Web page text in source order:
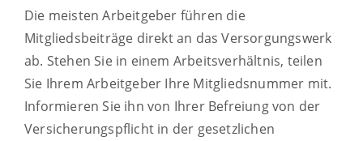
Die meisten Arbeitgeber führen die
Mitgliedsbeiträge direkt an das Versorgungswerk
ab. Stehen Sie in einem Arbeitsverhältnis, teilen
Sie Ihrem Arbeitgeber Ihre Mitgliedsnummer mit.
Informieren Sie ihn von Ihrer Befreiung von der
Versicherungspflicht in der gesetzlichen